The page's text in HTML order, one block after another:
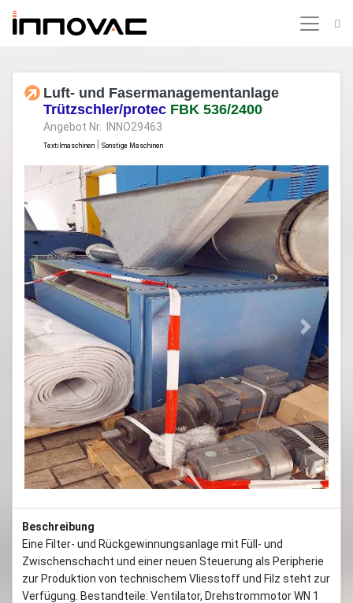
Luft- und Fasermanagementanlage
Trützschler/protec FBK 536/2400
Angebot Nr. INNO29463
Textilmaschinen Sonstige Maschinen
Previous Next
Beschreibung
Eine Filter- und Rückgewinnungsanlage mit Füll- und
Zwischenschacht und einer neuen Steuerung als Peripherie
zur Produktion von technischem Vliesstoff und Filz steht zur
Verfügung. Bestandteile: Ventilator, Drehstrommotor WN 1